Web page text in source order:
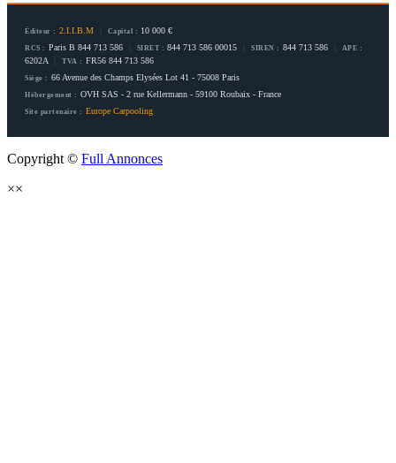
Éditeur : 2.I.I.B.M Capital : 10 000 €
RCS : Paris B 844 713 586 SIRET : 844 713 586 00015 SIREN : 844 713 586 APE :
6202A TVA : FR56 844 713 586
Siège : 66 Avenue des Champs Elysées Lot 41 - 75008 Paris
Hébergement : OVH SAS - 2 rue Kellermann - 59100 Roubaix - France
Site partenaire : Europe Carpooling
Copyright © Full Annonces
××